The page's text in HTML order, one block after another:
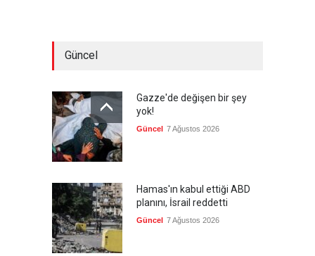
Güncel
Gazze'de değişen bir şey
yok!
Güncel 7 Ağustos 2026
Hamas'ın kabul ettiği ABD
planını, İsrail reddetti
Güncel 7 Ağustos 2026